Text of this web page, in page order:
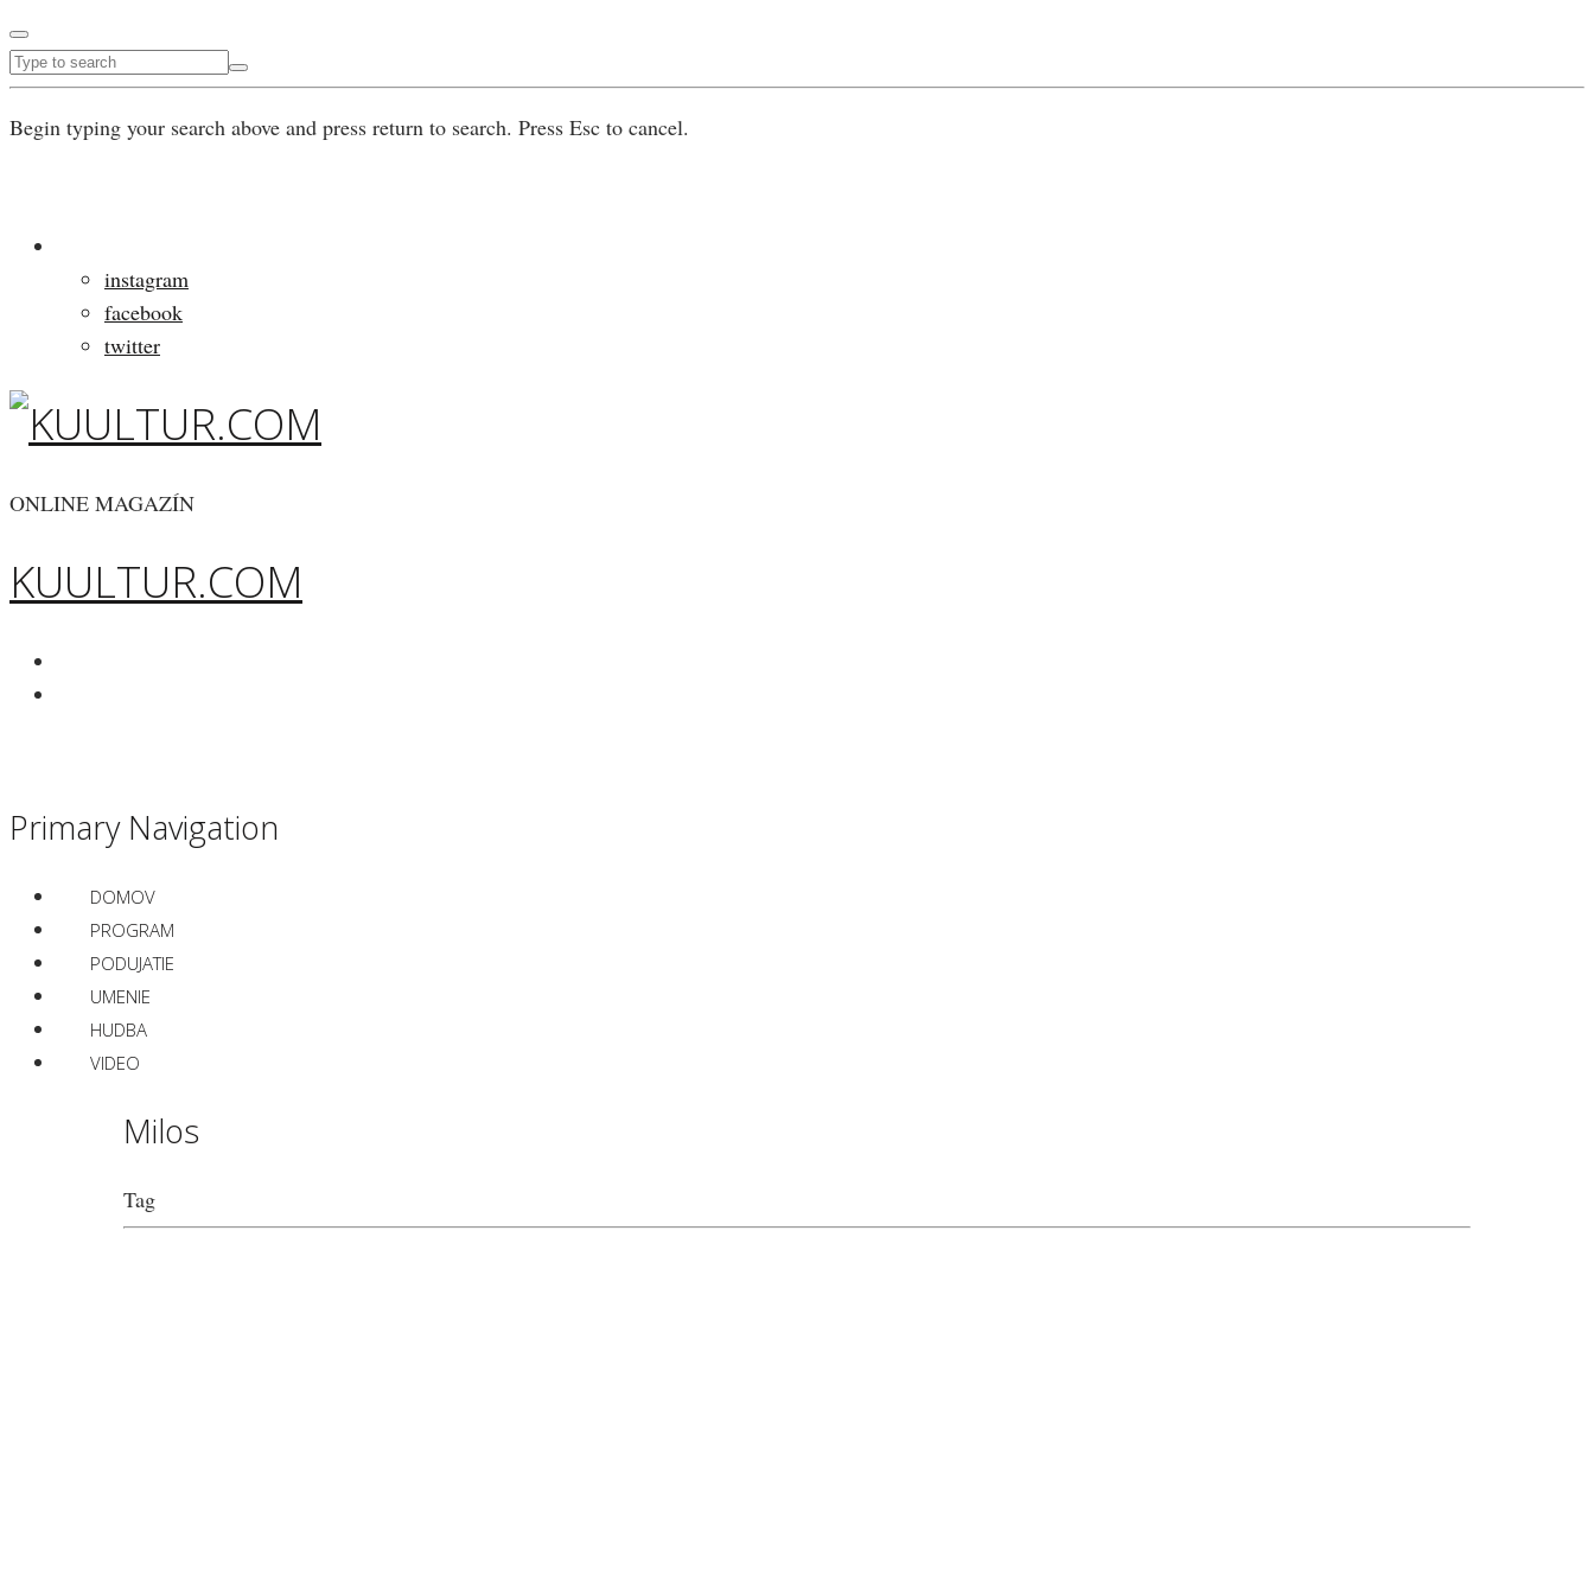
Begin typing your search above and press return to search. Press Esc to cancel.
instagram
facebook
twitter
ONLINE MAGAZÍN
KUULTUR.COM
Primary Navigation
DOMOV
PROGRAM
PODUJATIE
UMENIE
HUDBA
VIDEO
Milos
Tag